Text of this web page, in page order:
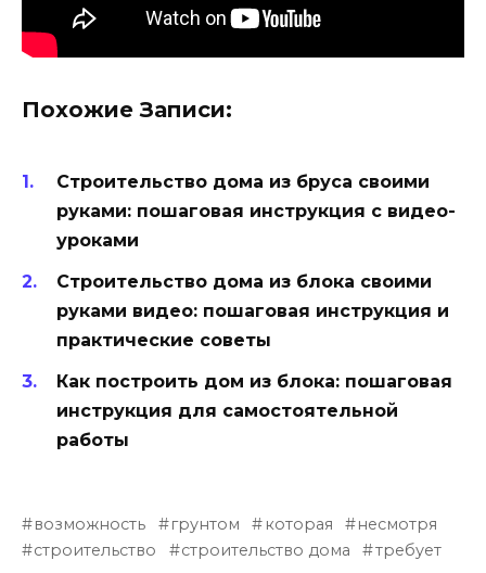
Похожие Записи:
Строительство дома из бруса своими
руками: пошаговая инструкция с видео-
уроками
Строительство дома из блока своими
руками видео: пошаговая инструкция и
практические советы
Как построить дом из блока: пошаговая
инструкция для самостоятельной
работы
возможность грунтом которая
несмотря
строительство
строительство дома требует